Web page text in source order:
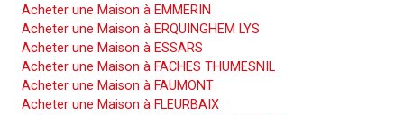
Acheter une Maison à EMMERIN
Acheter une Maison à ERQUINGHEM LYS
Acheter une Maison à ESSARS
Acheter une Maison à FACHES THUMESNIL
Acheter une Maison à FAUMONT
Acheter une Maison à FLEURBAIX